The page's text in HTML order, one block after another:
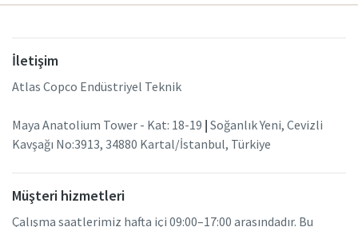
Tümünü Görüntüle
Momentum Talks
Atlas Copco ile ilgili ilham verici ve ilgi çekici söyleşileri
keşfedin
İletişim
Atlas Copco Endüstriyel Teknik
Maya Anatolium Tower - Kat: 18-19 | Soğanlık Yeni, Cevizli
Kavşağı No:3913, 34880 Kartal/İstanbul, Türkiye
Müşteri hizmetleri
Çalışma saatlerimiz hafta içi 09:00–17:00 arasındadır. Bu